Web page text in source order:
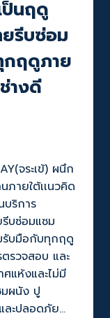
ป็นฤดู
รีบซ่อม
กฤดูภาย
างดี
จระเข้) ผนึก
ายใต้เเนวคิด
ริการ
บซ่อมแซม
รับมือกับทุกฤดู
ตรวจสอบ และ
แห้งและไม่มี
ผนัง ปู
ละปลอดภัย…